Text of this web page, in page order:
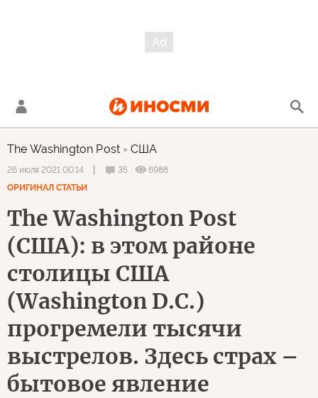
The Washington Post США
26 июля 2021 00:14 35
6988
ОРИГИНАЛ СТАТЬИ
The Washington Post
(США): в этом районе
столицы США
(Washington D.C.)
прогремели тысячи
выстрелов. Здесь страх –
бытовое явление